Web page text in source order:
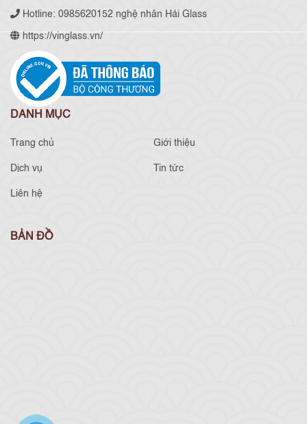
Hotline: 0985620152 nghệ nhân Hải Glass
https://vinglass.vn/
DANH MỤC
Trang chủ Giới thiệu
Dịch vụ Tin tức
Liên hệ
BẢN ĐỒ